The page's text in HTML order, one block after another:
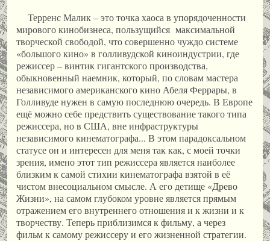
Терренс Малик – это точка хаоса в упорядоченности
мирового кинобизнеса, пользущийся максимальной
творческой свободой, что совершенно чуждо системе
«большого кино» в голливудской киноиндустрии, где
режиссер – винтик гигантского производства,
обыкновенный наемник, который, по словам мастера
независимого американского кино Абеля Феррары, в
Голливуде нужен в самую последнюю очередь. В Европе
ещё можно себе предствить существование такого типа
режиссера, но в США, вне инфраструктуры
независимого кинематографа... В этом парадоксальном
статусе он и интересен для меня так как, с моей точки
зрения, имено этот тип режиссера является наиболее
близким к самой стихии кинематографа взятой в её
чистом внесоциальном смысле. А его детище «Древо
Жизни», на самом глубоком уровне является прямым
отражением его внутреннего отношения и к жизни и к
творчеству. Теперь приблизимся к фильму, а через
фильм к самому режиссеру и его жизненной стратегии.